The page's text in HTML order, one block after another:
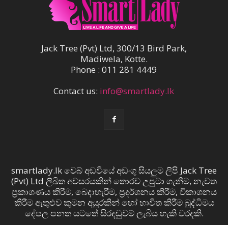
Jack Tree (Pvt) Ltd, 300/13 Bird Park,
Madiwela, Kotte.
Phone : 011 281 4449
Contact us: info@smartlady.lk
smartlady.lk වෙබ් අඩවියේ අඩංගු සියලුම ලිපි Jack Tree
(Pvt) Ltd ලිඛිත අවසරයකින් තොරව උපුටා ගැනීම, නැවත
ප්‍රකාශණය කිරීම, බෙදාහැරීම, ප්‍රදර්ශනය කිරීම, විකාශනය
කිරීම ඇතුළුව කුමන අයුරකින් හෝ භාවිත කිරීම බුද්ධිමය
දේපල පනත යටතේ සිරදඬුවම් ලැබිය හැකි වරදකි.